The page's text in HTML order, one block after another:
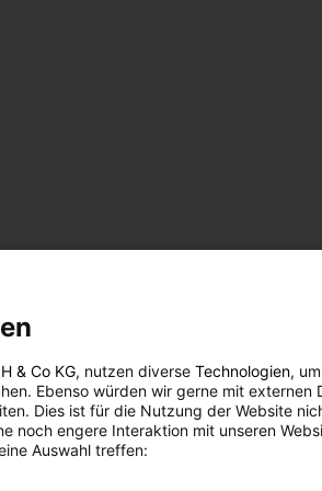
& Co KG, nutzen diverse Technologien,
Ebenso würden wir gerne mit externen
Dies ist für die Nutzung der Website
noch engere Interaktion mit unseren
Auswahl treffen: